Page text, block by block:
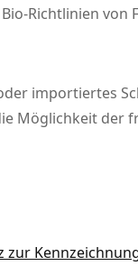
Richtlinien von
importiertes
Möglichkeit der
zur